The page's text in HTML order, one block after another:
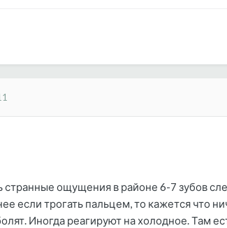
странные ощущения в районе 6-7 зубов
если трогать пальцем, то кажется что
Иногда реагируют на холодное. Там